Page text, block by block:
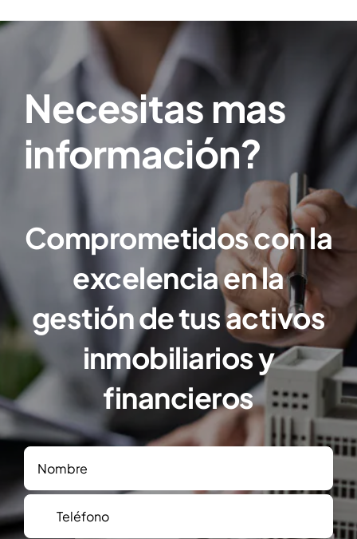
Necesitas mas
información?
Comprometidos con la
excelencia en la
gestión de tus activos
inmobiliarios y
financieros